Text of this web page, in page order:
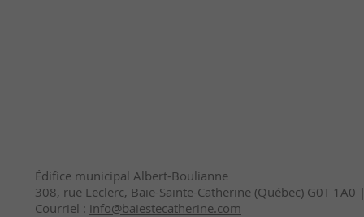
Édifice municipal Albert-Boulianne
308, rue Leclerc, Baie-Sainte-Catherine (Québec) G0T
Courriel : info@baiestecatherine.com